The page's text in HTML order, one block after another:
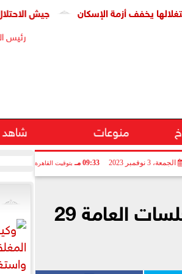
جيش الاحتلال: مقتل جنديين وإصابة أزمة الإسكان
رئيس
منوعات شاهد
الجمعة، 3 نوفمبر 2023 09:33 مـ بتوقيت القاهرة
ننشر حصاد مجلس النواب خلال الجلسات العامة 29